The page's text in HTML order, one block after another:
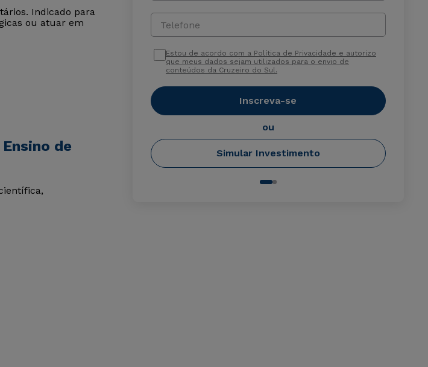
Indicado para
ou atuar em
de
Telefone
Estou de acordo com a Política de Privacidade e autorizo
que meus dados sejam utilizados para o envio de
conteúdos da Cruzeiro do Sul.
Inscreva-se
ou
Simular Investimento